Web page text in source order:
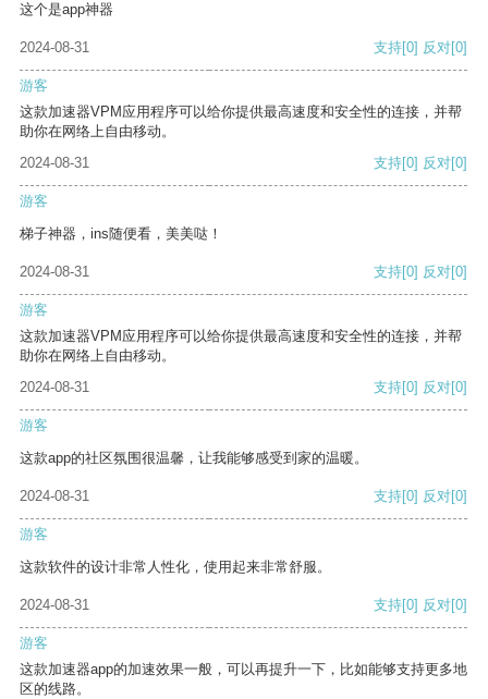
这个是app神器
2024-08-31 支持[0] 反对[0]
游客
这款加速器VPM应用程序可以给你提供最高速度和安全性的连接，并帮
助你在网络上自由移动。
2024-08-31
支持[0] 反对[0]
游客
梯子神器，ins随便看，美美哒！
2024-08-31 支持[0] 反对[0]
游客
这款加速器VPM应用程序可以给你提供最高速度和安全性的连接，并帮
助你在网络上自由移动。
2024-08-31
支持[0] 反对[0]
游客
这款app的社区氛围很温馨，让我能够感受到家的温暖。
2024-08-31 支持[0] 反对[0]
游客
这款软件的设计非常人性化，使用起来非常舒服。
2024-08-31 支持[0] 反对[0]
游客
这款加速器app的加速效果一般，可以再提升一下，比如能够支持更多地
区的线路。